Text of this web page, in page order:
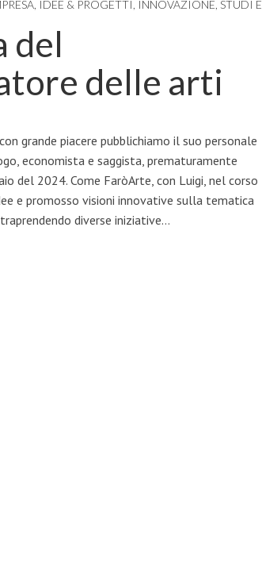
IDEE & PROGETTI INNOVAZIONE STUDI E
del
delle arti
grande piacere pubblichiamo il suo personale
economista e saggista, prematuramente
del 2024. Come FaròArte, con Luigi, nel corso
e promosso visioni innovative sulla tematica
diverse iniziative…